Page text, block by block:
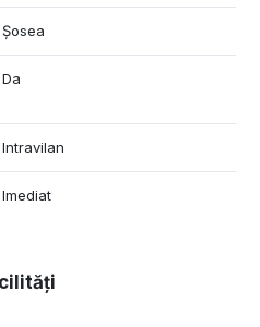
Șosea
Da
Intravilan
Imediat